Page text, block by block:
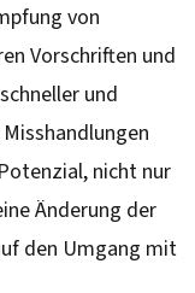
von
Vorschriften und
und
nicht nur
Änderung der
den Umgang mit